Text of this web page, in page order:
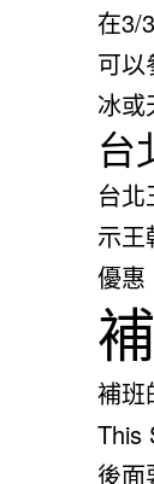
在3/
可以
冰或
台
台
示王
優惠
補班
This
後面